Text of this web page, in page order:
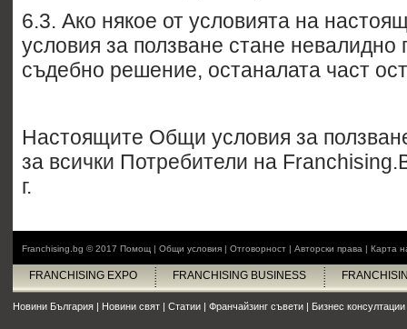
6.3. Ако някое от условията на
условия за ползване стане невалидно
съдебно решение, останалата част
Настоящите Общи условия за
за всички Потребители на
г.
Franchising.bg © 2017 Помощ | Общи условия | Отговорност | Авторски права | Карта
FRANCHISING EXPO FRANCHISING BUSINESS
Новини България | Новини свят | Статии | Франчайзинг съвети | Бизнес консултации